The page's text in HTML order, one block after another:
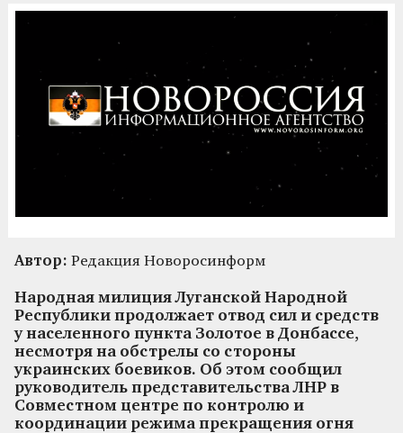
Автор: Редакция Новоросинформ
Народная милиция Луганской Народной
Республики продолжает отвод сил и средств
у населенного пункта Золотое в Донбассе,
несмотря на обстрелы со стороны
украинских боевиков. Об этом сообщил
руководитель представительства ЛНР в
Совместном центре по контролю и
координации режима прекращения огня